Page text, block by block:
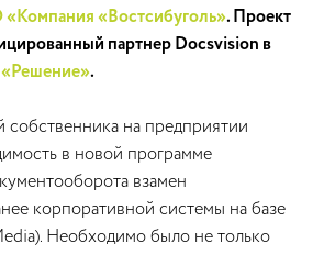
«Востсибуголь». Проект
партнер Docsvision в
.
собственника на предприятии
в новой программе
взамен
корпоративной системы на базе
Необходимо было не только